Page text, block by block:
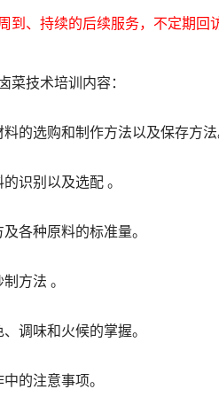
到、持续的后续服务，不定期回
菜技术培训内容：
的选购和制作方法以及保存方法
识别以及选配 。
各种原料的标准量。
方法 。
调味和火候的掌握。
的注意事项。